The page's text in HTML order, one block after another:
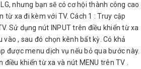
nhưng bạn sẽ có cơ hội thành công cao
từ xa đi kèm với TV. Cách 1 : Truy cập
Sử dụng nút INPUT trên điều khiển từ xa
, sau đó chọn kênh bất kỳ. Có khả
được menu dịch vụ nếu bỏ qua bước này.
điều khiển từ xa và nút MENU trên TV .